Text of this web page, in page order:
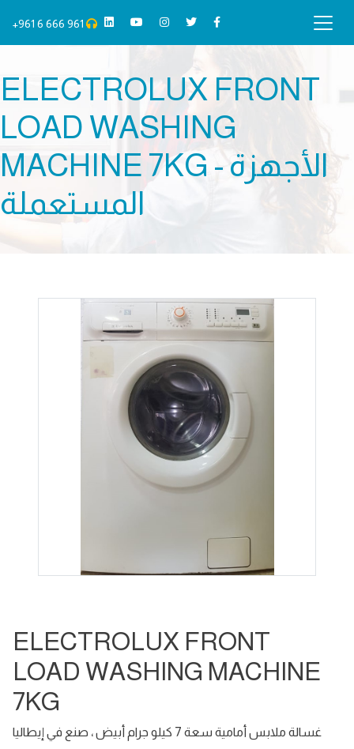
+961 6 666 961
ELECTROLUX FRONT
LOAD WASHING
MACHINE 7KG - الأجهزة
المستعملة
ELECTROLUX FRONT
LOAD WASHING MACHINE
7KG
غسالة ملابس أمامية سعة 7 كيلو جرام أبيض ، صنع في إيطاليا